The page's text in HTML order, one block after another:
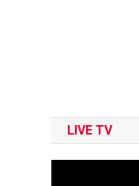
LIVE TV